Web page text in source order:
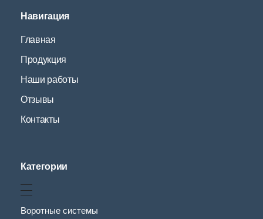
Навигация
Главная
Продукция
Наши работы
Отзывы
Контакты
Категории
Воротные системы